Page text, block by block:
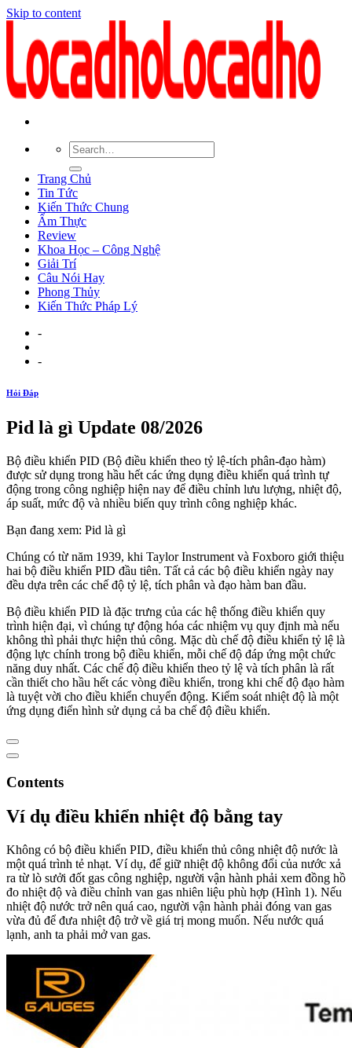
Skip to content
Trang Chủ
Tin Tức
Kiến Thức Chung
Ẩm Thực
Review
Khoa Học – Công Nghệ
Giải Trí
Câu Nói Hay
Phong Thủy
Kiến Thức Pháp Lý
-
-
Hỏi Đáp
Pid là gì Update 08/2026
Bộ điều khiển PID (Bộ điều khiển theo tỷ lệ-tích phân-đạo hàm)
được sử dụng trong hầu hết các ứng dụng điều khiển quá trình tự
động trong công nghiệp hiện nay để điều chỉnh lưu lượng, nhiệt độ,
áp suất, mức độ và nhiều biến quy trình công nghiệp khác.
Bạn đang xem: Pid là gì
Chúng có từ năm 1939, khi Taylor Instrument và Foxboro giới thiệu
hai bộ điều khiển PID đầu tiên. Tất cả các bộ điều khiển ngày nay
đều dựa trên các chế độ tỷ lệ, tích phân và đạo hàm ban đầu.
Bộ điều khiển PID là đặc trưng của các hệ thống điều khiển quy
trình hiện đại, vì chúng tự động hóa các nhiệm vụ quy định mà nếu
không thì phải thực hiện thủ công. Mặc dù chế độ điều khiển tỷ lệ là
động lực chính trong bộ điều khiển, mỗi chế độ đáp ứng một chức
năng duy nhất. Các chế độ điều khiển theo tỷ lệ và tích phân là rất
cần thiết cho hầu hết các vòng điều khiển, trong khi chế độ đạo hàm
là tuyệt vời cho điều khiển chuyển động. Kiểm soát nhiệt độ là một
ứng dụng điển hình sử dụng cả ba chế độ điều khiển.
Contents
Ví dụ điều khiển nhiệt độ bằng tay
Không có bộ điều khiển PID, điều khiển thủ công nhiệt độ nước là
một quá trình tẻ nhạt. Ví dụ, để giữ nhiệt độ không đổi của nước xả
ra từ lò sưởi đốt gas công nghiệp, người vận hành phải xem đồng hồ
đo nhiệt độ và điều chỉnh van gas nhiên liệu phù hợp (Hình 1). Nếu
nhiệt độ nước trở nên quá cao, người vận hành phải đóng van gas
vừa đủ để đưa nhiệt độ trở về giá trị mong muốn. Nếu nước quá
lạnh, anh ta phải mở van gas.